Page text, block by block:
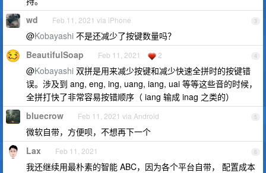
3
wd Feb 11, 2021 via iPhone
@Kobayashi 不是还减少了按键数量吗？
4
BeautifulSoap Feb 11, 2021 2
@Kobayashi 双拼是用来减少按键和减少快速全拼时的按键错
误。涉及到 ang, eng, ing, uang, iang, uai 等等这些音的时候，
全拼打快了非常容易按错顺序（ iang 输成 inag 之类的）
5
bluecrow Feb 11, 2021 via Android
微软自带，方便呗，不想再下一个
6
Lax Feb 11, 2021
我还继续用最朴素的智能 ABC，因为各个平台自带， 配置成本